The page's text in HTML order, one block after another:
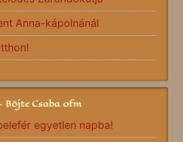
Anna-kápolnánál
Böjte Csaba ofm
egyetlen napba!